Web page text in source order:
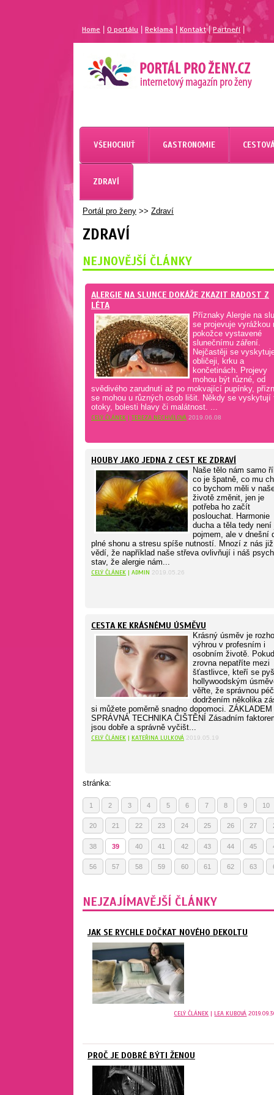
Home |O portálu Reklama Kontakt| Partneří
VŠEHOCHUŤ GASTRONOMIE
ZDRAVÍ
Portál pro ženy >> Zdraví
ZDRAVÍ
NEJNOVĚJŠÍ ČLÁNKY
ALERGIE NA SLUNCE DOKÁŽE ZKAZIT RADOST Z
LÉTA
Příznaky Alergie na
se projevuje vyrážkou
pokožce vystavené
slunečnímu záření.
Nejčastěji se
obličeji, krku a
končetinách. Projevy
mohou být různé, od
svědivého zarudnutí až po mokvající pupínky,
se mohou u různých osob lišit. Někdy se vyskytují
otoky, bolesti hlavy či malátnost. ...
CELÝ ČLÁNEK | TEREZA NECHVÍLOVÁ 2019.06.08
HOUBY JAKO JEDNA Z CEST KE ZDRAVÍ
Naše tělo nám samo
co je špatně, co mu
co bychom měli v
životě změnit, jen je
potřeba ho začít
poslouchat. Harmonie
ducha a těla tedy není
pojmem, ale v dnešní
plné shonu a stresu spíše nutností. Mnozí z nás již
vědí, že například naše střeva ovlivňují i náš
stav, že alergie nám...
CELÝ ČLÁNEK | ADMIN 2019.05.26
CESTA KE KRÁSNÉMU ÚSMĚVU
Krásný úsměv je
výhrou v profesním i
osobním životě. Pokud
zrovna nepatříte mezi
šťastlivce, kteří se
hollywoodským
věřte, že správnou
dodržením několika
si můžete poměrně snadno dopomoci.
SPRÁVNÁ TECHNIKA ČIŠTĚNÍ Zásadním
jsou dobře a správně vyčišt...
CELÝ ČLÁNEK | KATEŘINA LULKOVÁ 2019.05.19
stránka:
1 2 3 4 5 6 7 8 9 10
20 21 22 23 24 25 26 27
38 39 40 41 42 43 44 45
56 57 58 59 60 61 62 63
NEJZAJÍMAVĚJŠÍ ČLÁNKY
JAK SE RYCHLE DOČKAT NOVÉHO DEKOLTU
CELÝ ČLÁNEK | LEA KUBOVÁ
PROČ JE DOBRÉ BÝTI ŽENOU